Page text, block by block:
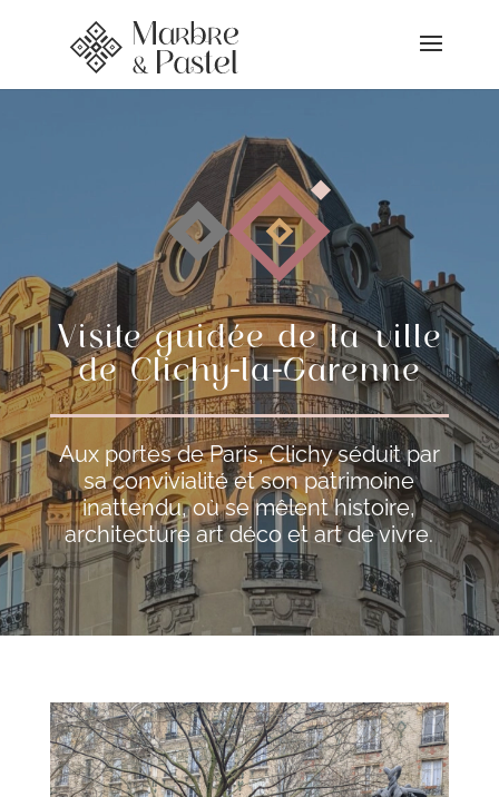
Visite guidée de la ville
de Clichy-la-Garenne
Aux portes de Paris, Clichy séduit par
sa convivialité et son patrimoine
inattendu, où se mêlent histoire,
architecture art déco et art de vivre.